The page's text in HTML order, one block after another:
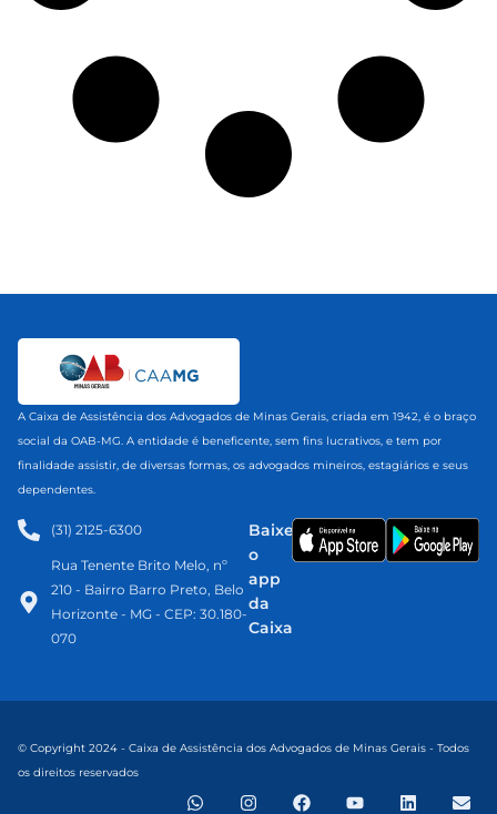
A Caixa de Assistência dos Advogados de Minas Gerais, criada em 1942, é o braço
social da OAB-MG. A entidade é beneficente, sem fins lucrativos, e tem por
finalidade assistir, de diversas formas, os advogados mineiros, estagiários e seus
dependentes.
(31) 2125-6300​
Rua Tenente Brito Melo, nº
210 - Bairro Barro Preto, Belo
Horizonte - MG - CEP: 30.180-
070
Baixe
o
app
da
Caixa
© Copyright 2024 - Caixa de Assistência dos Advogados de Minas Gerais - Todos
os direitos reservados